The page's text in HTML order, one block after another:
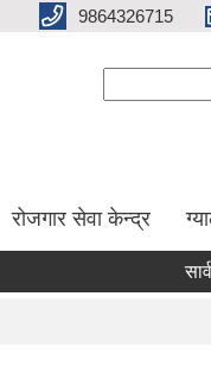
9864326715
रोजगार सेवा केन्द्र